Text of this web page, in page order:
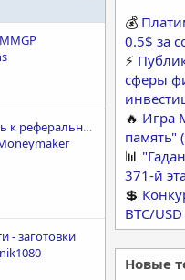
Как Вы относитесь к реферальным ссылкам?
- заготовки
💰
0.5$ за
⚡️
сферы
🔥 Игра
память"
📊
371-й
💲
BTC/
Новые